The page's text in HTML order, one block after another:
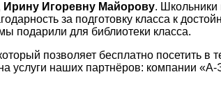
Ирину Игоревну Майорову. Школьники
за подготовку класса к
подарили для библиотеки класса.
позволяет бесплатно посетить в
услуги наших партнёров: компании